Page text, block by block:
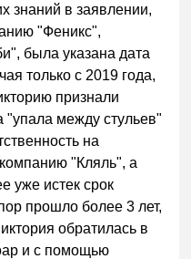
знаний в заявлении,
"Феникс",
была указана дата
только с 2019 года,
признали
"упала между стульев"
на
"Кляль", а
уже истек срок
прошло более 3 лет,
обратилась в
и с помощью